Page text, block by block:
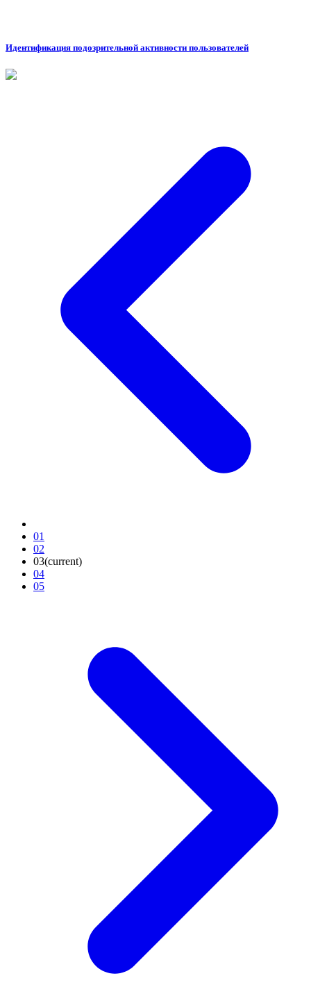
Идентификация подозрительной активности пользователей
01
02
03(current)
04
05